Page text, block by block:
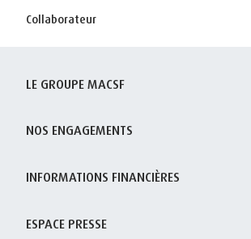
Collaborateur
LE GROUPE MACSF
NOS ENGAGEMENTS
INFORMATIONS FINANCIÈRES
ESPACE PRESSE